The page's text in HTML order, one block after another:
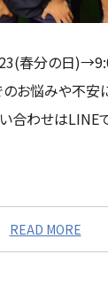
春分の日
お悩みや不安
合わせはLINE
READ MORE